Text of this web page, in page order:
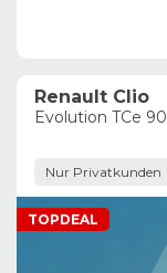
Renault Clio
Evolution TCe 90
Nur Privatkunden
TOPDEAL